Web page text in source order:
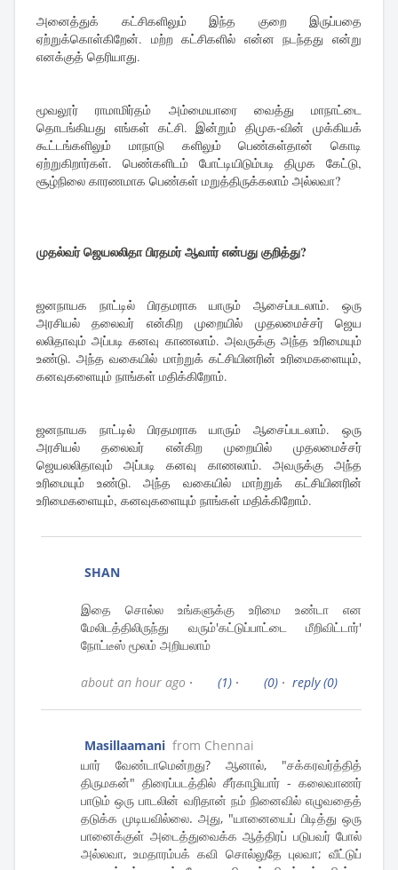
அனைத்துக் கட்சிகளிலும் இந்த குறை இருப்பதை
ஏற்றுக்கொள்கிறேன். மற்ற கட்சிகளில் என்ன நடந்தது என்று
எனக்குத் தெரியாது.
மூவலூர் ராமாமிர்தம் அம்மையாரை வைத்து மாநாட்டை
தொடங்கியது எங்கள் கட்சி. இன்றும் திமுக-வின் முக்கியக்
கூட்டங்களிலும் மாநாடு களிலும் பெண்கள்தான் கொடி
ஏற்றுகிறார்கள். பெண்களிடம் போட்டியிடும்படி திமுக கேட்டு,
சூழ்நிலை காரணமாக பெண்கள் மறுத்திருக்கலாம் அல்லவா?
முதல்வர் ஜெயலலிதா பிரதமர் ஆவார் என்பது குறித்து?
ஜனநாயக நாட்டில் பிரதமராக யாரும் ஆசைப்படலாம். ஒரு
அரசியல் தலைவர் என்கிற முறையில் முதலமைச்சர் ஜெய
லலிதாவும் அப்படி கனவு காணலாம். அவருக்கு அந்த உரிமையும்
உண்டு. அந்த வகையில் மாற்றுக் கட்சியினரின் உரிமைகளையும்,
கனவுகளையும் நாங்கள் மதிக்கிறோம்.
ஜனநாயக நாட்டில் பிரதமராக யாரும் ஆசைப்படலாம். ஒரு
அரசியல் தலைவர் என்கிற முறையில் முதலமைச்சர்
ஜெயலலிதாவும் அப்படி கனவு காணலாம். அவருக்கு அந்த
உரிமையும் உண்டு. அந்த வகையில் மாற்றுக் கட்சியினரின்
உரிமைகளையும், கனவுகளையும் நாங்கள் மதிக்கிறோம்.
SHAN
இதை சொல்ல உங்களுக்கு உரிமை உண்டா என
மேலிடத்திலிருந்து வரும்'கட்டுப்பாட்டை மீறிவிட்டார்'
நோட்டீஸ் மூலம் அறியலாம்
about an hour ago · (1) · (0) · reply (0)
Masillaamani from Chennai
யார் வேண்டாமென்றது? ஆனால், "சக்கரவர்த்தித்
திருமகன்" திரைப்படத்தில் சீர்காழியார் - கலைவாணர்
பாடும் ஒரு பாடலின் வரிதான் நம் நினைவில் எழுவதைத்
தடுக்க முடியவில்லை. அது, "யானையைப் பிடித்து ஒரு
பானைக்குள் அடைத்துவைக்க ஆத்திரப் படுபவர் போல்
அல்லவா, உமதாரம்பக் கவி சொல்லுதே புலவா; வீட்டுப்